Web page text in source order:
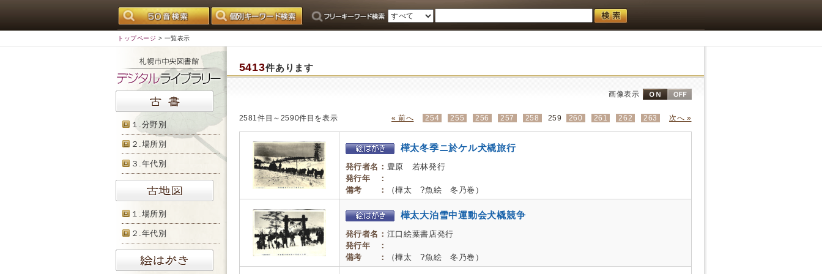
トップページ > 一覧表示
１.分野別
２.場所別
３.年代別
１.場所別
２.年代別
5413件あります
画像表示
2581件目～2590件目を表示 « 前へ 254 255 256 257 258 259 260 261 262 263 次へ »
樺太冬季ニ於ケル犬橇旅行
発行者名： 豊原 若林発行
発行年 ：
備考 ：
（樺太 ?魚絵 冬乃巻）
樺太大泊雪中運動会犬橇競争
発行者名： 江口絵葉書店発行
発行年 ：
備考 ：
（樺太 ?魚絵 冬乃巻）